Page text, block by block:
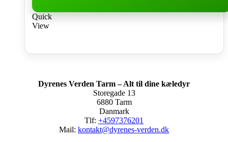
Quick
View
Dyrenes Verden Tarm – Alt til dine kæledyr
Storegade 13
6880 Tarm
Danmark
Tlf: +4597376201
Mail: kontakt@dyrenes-verden.dk